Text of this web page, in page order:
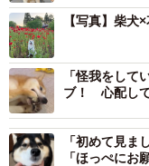
【写真】柴
「怪我をし
ブ！ 心配し
「初めて見ま
「ほっぺにお